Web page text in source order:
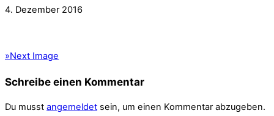
4. Dezember 2016
»Next Image
Schreibe einen Kommentar
Du musst angemeldet sein, um einen Kommentar abzugeben.